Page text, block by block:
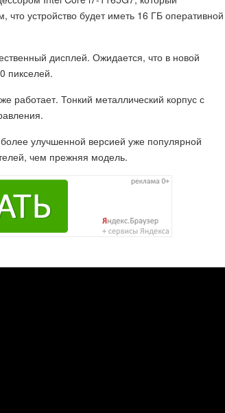
что устройство будет иметь 16 ГБ оперативной
дисплей. Ожидается, что в новой
пикселей.
работает. Тонкий металлический корпус с
улучшенной версией уже популярной
чем прежняя модель.